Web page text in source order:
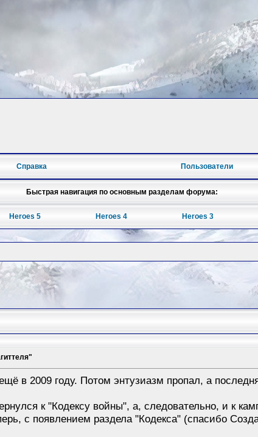
Справка Пользователи
Быстрая навигация по основным разделам форума:
Heroes 5 Heroes 4 Heroes 3
в 2009 году. Потом энтузиазм пропал, а
к "Кодексу войны", а, следовательно, и к
с появлением раздела "Кодекса" (спасибо